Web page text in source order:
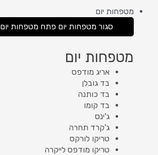
מטפחות יום
סגור מטפחות יום פתח מטפחות יום
מטפחות יום
אריג מודפס
בד גובלן
בד כותנה
בד קומו
ג'ינס
ג'קרד תחרה
טריקו לורקס
טריקו מודפס לייקרה